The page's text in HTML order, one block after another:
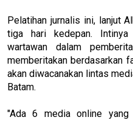
Pelatihan jurnalis ini, lanjut
tiga hari kedepan.
wartawan dalam
memberitakan berdasarkan
akan diwacanakan lintas
Batam.
"Ada 6 media online yang